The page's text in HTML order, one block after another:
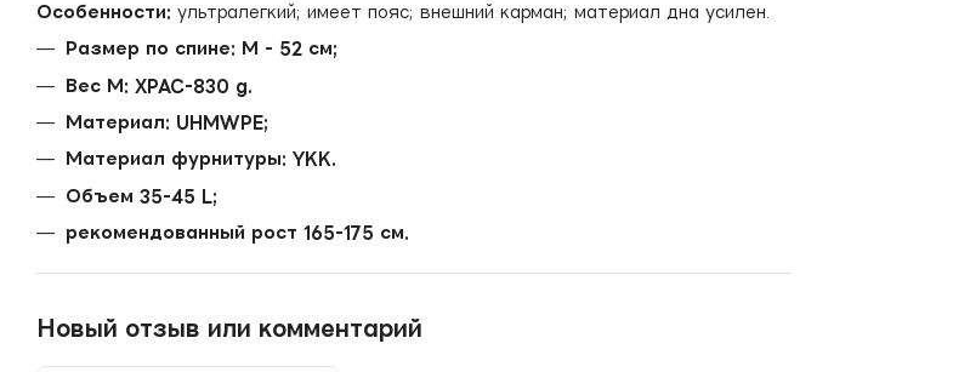
Особенности: ультралегкий; имеет пояс; внешний карман; материал дна усилен.
Размер по спине: М - 52 см;
Вес М: XPAC-830 g.
Материал: UHMWPE;
Материал фурнитуры: YKK.
Объем 35-45 L;
рекомендованный рост 165-175 см.
Новый отзыв или комментарий